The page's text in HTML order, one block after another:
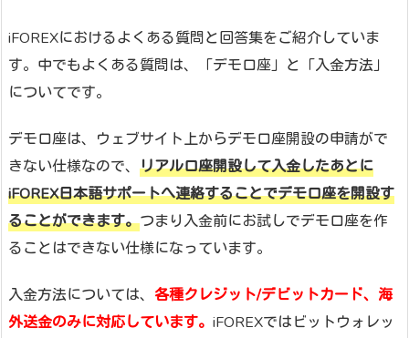
iFOREXにおけるよくある質問と回答集をご紹介していま
す。中でもよくある質問は、「デモ口座」と「入金方法」
についてです。
デモ口座は、ウェブサイト上からデモ口座開設の申請がで
きない仕様なので、 リアル口座開設して入金したあとに
iFOREX日本語サポートへ連絡することでデモ口座を開設す
ることができます。つまり入金前にお試しでデモ口座を作
ることはできない仕様になっています。
入金方法については、 各種クレジット/デビットカード、海
外送金のみに対応しています。 iFOREXではビットウォレッ